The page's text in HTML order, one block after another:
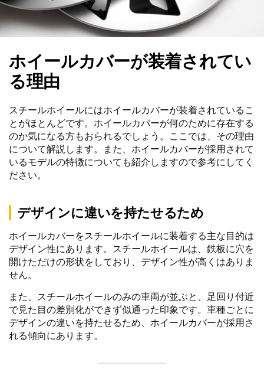
ホイールカバーが装着されてい
る理由
スチールホイールにはホイールカバーが装着されているこ
とがほとんどです。ホイールカバーが何のために存在する
のか気になる方もおられるでしょう。ここでは、その理由
について解説します。また、ホイールカバーが採用されて
いるモデルの特徴についても紹介しますので参考にしてく
ださい。
デザインに違いを持たせるため
ホイールカバーをスチールホイールに装着する主な目的は
デザイン性にあります。スチールホイールは、鉄板に穴を
開けただけの形状をしており、デザイン性が高くはありま
せん。
また、スチールホイールのみの車両が並ぶと、足回り付近
で見た目の差別化ができず似通った印象です。車種ごとに
デザインの違いを持たせるため、ホイールカバーが採用さ
れる傾向にあります。